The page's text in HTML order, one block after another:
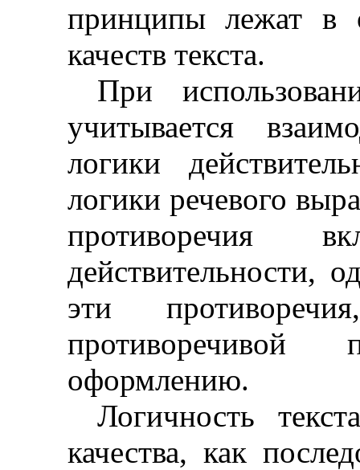
принципы лежат в
качеств текста.
При
учитывается
логики
логики речевого
противоречия
действительности,
эти
оформлению.
Логичность
качества, как